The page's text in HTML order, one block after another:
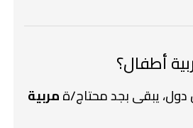
أطفال؟
يبقى بجد محتاج/ةمربية